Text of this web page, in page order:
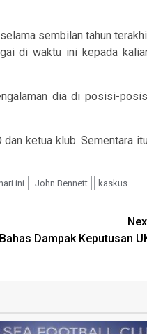
sembilan tahun
di waktu ini kepada
dia di posisi-
ketua klub. Sementara
ini John Bennett
kaskus
Dampak Keputusan